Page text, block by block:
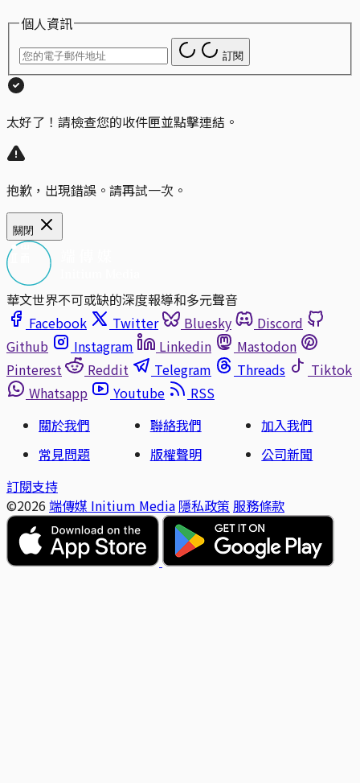
個人資訊
訂閱
太好了！請檢查您的收件匣並點擊連結。
抱歉，出現錯誤。請再試一次。
關閉
華文世界不可或缺的深度報導和多元聲音
Facebook
Twitter Bluesky
Discord
Github
Instagram Linkedin
Mastodon
Pinterest
Reddit Telegram Threads
Tiktok
Whatsapp
Youtube
RSS
關於我們
聯絡我們
加入我們
常見問題
版權聲明
公司新聞
訂閱支持
©2026 端傳媒 Initium Media 隱私政策 服務條款